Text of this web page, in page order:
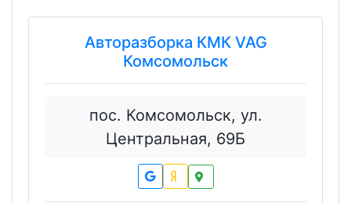
Авторазборка КМК VAG
Комсомольск
пос. Комсомольск, ул.
Центральная, 69Б